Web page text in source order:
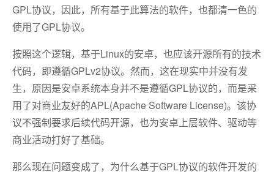
GPL协议，因此，所有基于此算法的软件，也都清一色的
使用了GPL协议。
按照这个逻辑，基于Linux的安卓，也应该开源所有的技术
代码，即遵循GPLv2协议。然而，这在现实中并没有发
生，原因是安卓系统本身并不是遵循GPL协议的，而是采
用了对商业友好的APL(Apache Software License)。该协
议不强制要求后续代码开源，也为安卓上层软件、驱动等
商业活动打好了基础。
那么现在问题变成了，为什么基于GPL协议的软件开发的